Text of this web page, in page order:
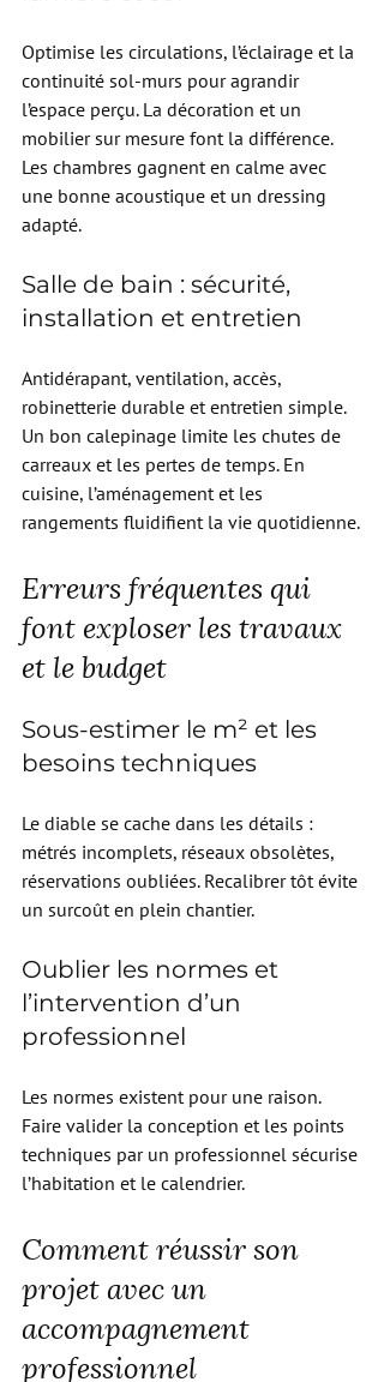
Optimise les circulations, l’éclairage et la
continuité sol-murs pour agrandir
l’espace perçu. La décoration et un
mobilier sur mesure font la différence.
Les chambres gagnent en calme avec
une bonne acoustique et un dressing
adapté.
Salle de bain : sécurité,
installation et entretien
Antidérapant, ventilation, accès,
robinetterie durable et entretien simple.
Un bon calepinage limite les chutes de
carreaux et les pertes de temps. En
cuisine, l’aménagement et les
rangements fluidifient la vie quotidienne.
Erreurs fréquentes qui
font exploser les travaux
et le budget
Sous-estimer le m² et les
besoins techniques
Le diable se cache dans les détails :
métrés incomplets, réseaux obsolètes,
réservations oubliées. Recalibrer tôt évite
un surcoût en plein chantier.
Oublier les normes et
l’intervention d’un
professionnel
Les normes existent pour une raison.
Faire valider la conception et les points
techniques par un professionnel sécurise
l’habitation et le calendrier.
Comment réussir son
projet avec un
accompagnement
professionnel